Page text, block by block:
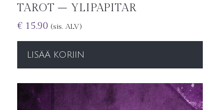
TAROT – YLIPAPITAR
€ 15.90 (sis. ALV)
LISÄÄ KORIIN